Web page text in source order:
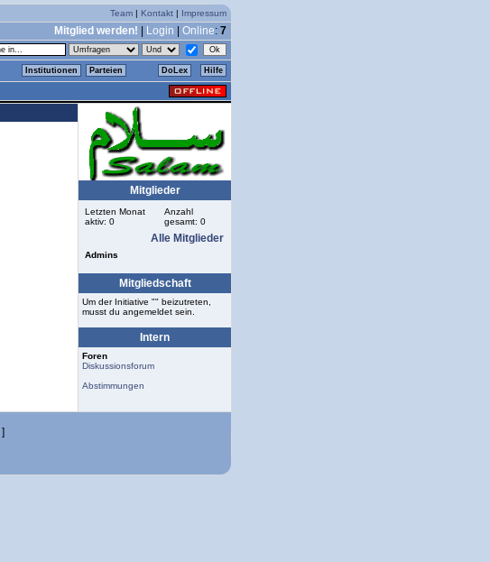
Team | Kontakt | Impressum
Mitglied werden! Login Online: 7
Institutionen Parteien DoLex Hilfe
Mitglieder
Letzten Monat
aktiv: 0
Anzahl
gesamt: 0
Alle Mitglieder
Admins
Mitgliedschaft
Um der Initiative "" beizutreten,
musst du angemeldet sein.
Intern
Foren
Diskussionsforum
Abstimmungen
]